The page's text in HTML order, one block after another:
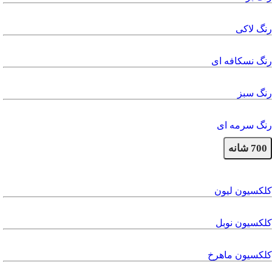
رنگ لاکی
رنگ نسکافه ای
رنگ سبز
رنگ سرمه ای
700 شانه
کلکسیون لیون
کلکسیون نوبل
کلکسیون ماهرخ